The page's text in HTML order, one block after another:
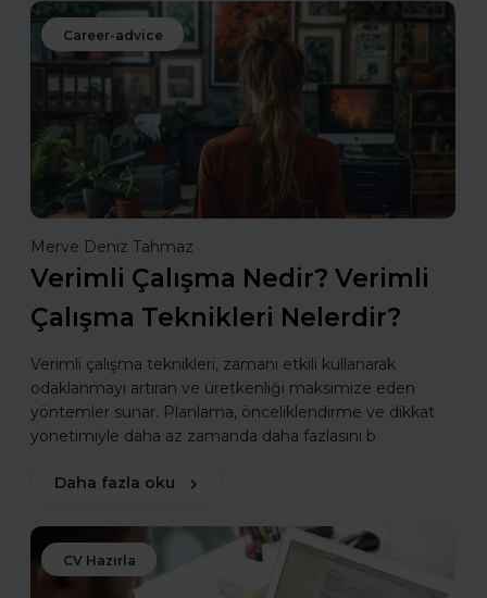
Career-advice
Merve Deniz Tahmaz
Verimli Çalışma Nedir? Verimli
Çalışma Teknikleri Nelerdir?
Verimli çalışma teknikleri, zamanı etkili kullanarak
odaklanmayı artıran ve üretkenliği maksimize eden
yöntemler sunar. Planlama, önceliklendirme ve dikkat
yönetimiyle daha az zamanda daha fazlasını b
Daha fazla oku
CV Hazırla